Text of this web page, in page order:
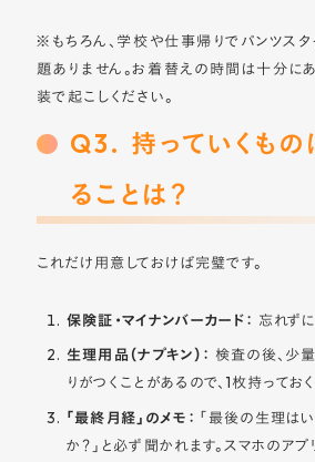
※もちろん、学校や仕事帰りでパンツス
題ありません。お着替えの時間は十分に
装で起こしください。
Q3. 持っていくもの
ることは？
これだけ用意しておけば完璧です。
保険証・マイナンバーカード： 忘れずに
生理用品（ナプキン）： 検査の後、少
りがつくことがあるので、1枚持ってお
「最終月経」のメモ： 「最後の生理は
か？」と必ず聞かれます。スマホのア